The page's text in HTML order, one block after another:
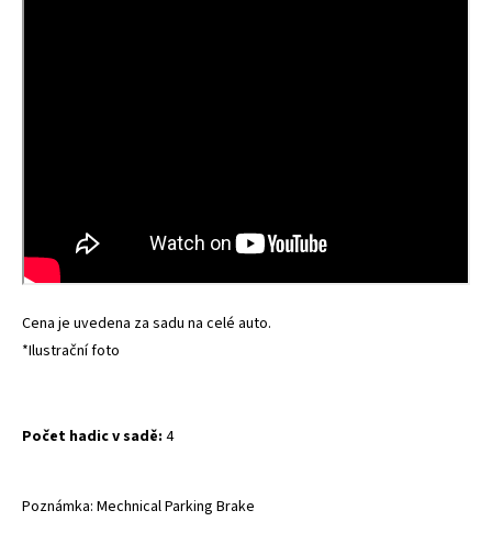
Cena je uvedena za sadu na celé auto.
*Ilustrační foto
Počet hadic v sadě: 4
Poznámka: Mechnical Parking Brake